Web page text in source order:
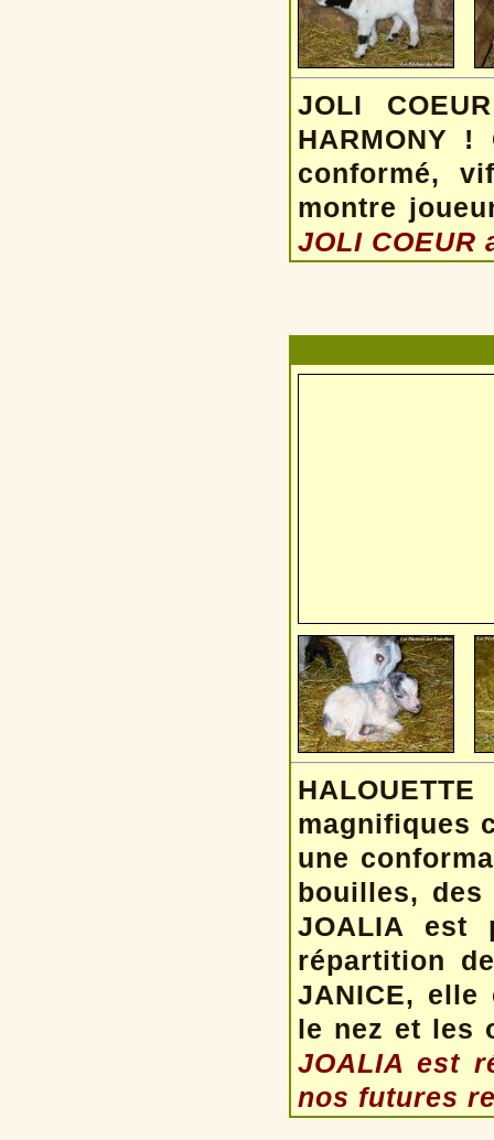
JOLI
HARMONY
conformé,
montre
JOLI COEUR
magnifiques
une
bouilles,
JOALIA est
répartition
JANICE,
le nez et les
JOALIA est
nos futures